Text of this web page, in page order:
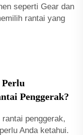
seperti Gear dan
rantai yang
Perlu
Penggerak?
penggerak,
Anda ketahui.